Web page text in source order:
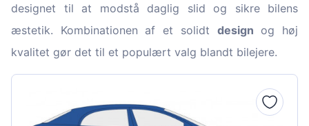
designet til at modstå daglig slid og sikre bilens
æstetik. Kombinationen af et solidt design og høj
kvalitet gør det til et populært valg blandt bilejere.